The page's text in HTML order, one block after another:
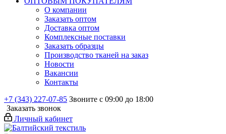
О компании
Заказать оптом
Доставка оптом
Комплексные поставки
Заказать образцы
Производство тканей на заказ
Новости
Вакансии
Контакты
+7 (343) 227-07-85 Звоните с 09:00 до 18:00
Заказать звонок
Личный кабинет